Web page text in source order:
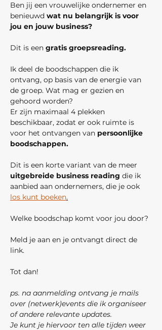
Ben jij een vrouwelijke ondernemer en
benieuwd wat nu belangrijk is voor
jou en jouw business?
Dit is een gratis groepsreading.
Ik deel de boodschappen die ik
ontvang, op basis van de energie van
de groep. Wat mag er gezien en
gehoord worden?
Er zijn maximaal 4 plekken
beschikbaar, zodat er ook ruimte is
voor het ontvangen van persoonlijke
boodschappen.
Dit is een korte variant van de meer
uitgebreide business reading die ik
aanbied aan ondernemers, die je ook
los kunt boeken.
Welke boodschap komt voor jou door?
Meld je aan en je ontvangt direct de
link.
Tot dan!
ps. na aanmelding ontvang je mails
over (netwerk)events die ik organiseer
of andere relevante updates.
Je kunt je hiervoor ten alle tijden weer